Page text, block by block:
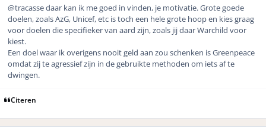
@tracasse daar kan ik me goed in vinden, je motivatie. Grote goede
doelen, zoals AzG, Unicef, etc is toch een hele grote hoop en kies graag
voor doelen die specifieker van aard zijn, zoals jij daar Warchild voor
kiest.
Een doel waar ik overigens nooit geld aan zou schenken is Greenpeace
omdat zij te agressief zijn in de gebruikte methoden om iets af te
dwingen.
Citeren